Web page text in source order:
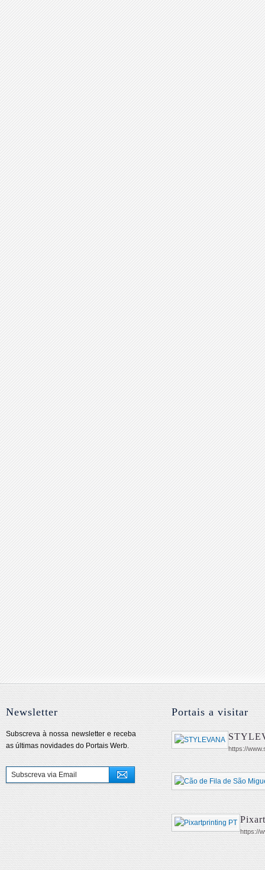
Newsletter
Subscreva à nossa newsletter e receba
as últimas novidades do Portais Werb.
Portais a visitar
https://
https://